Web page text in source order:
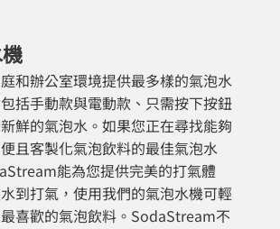
和辦公室環境提供最多樣的氣泡水
括手動款與電動款、只需按下按鈕
鮮的氣泡水。如果您正在尋找能夠
且客製化氣泡飲料的最佳氣泡水
能為您提供完美的打氣體
到打氣，使用我們的氣泡水機可輕
喜歡的氣泡飲料。SodaStream不